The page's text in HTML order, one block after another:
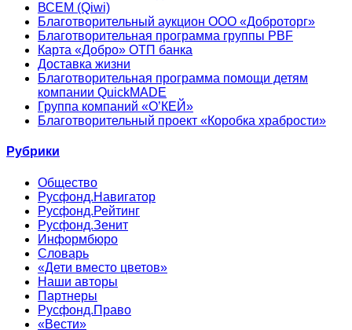
ВСЕМ (Qiwi)
Благотворительный аукцион ООО «Доброторг»
Благотворительная программа группы PBF
Карта «Добро» ОТП банка
Доставка жизни
Благотворительная программа помощи детям
компании QuickMADE
Группа компаний «О’КЕЙ»
Благотворительный проект «Коробка храбрости»
Рубрики
Общество
Русфонд.Навигатор
Русфонд.Рейтинг
Русфонд.Зенит
Информбюро
Словарь
«Дети вместо цветов»
Наши авторы
Партнеры
Русфонд.Право
«Вести»